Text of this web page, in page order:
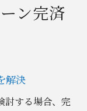
ン完済
解決
討する場合、完